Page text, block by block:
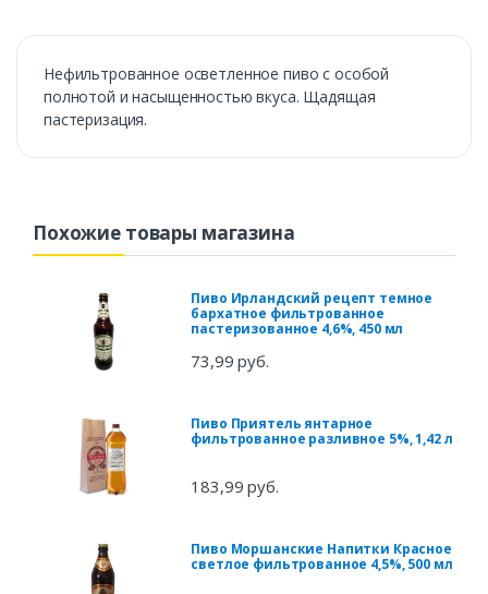
Нефильтрованное осветленное пиво с особой
полнотой и насыщенностью вкуса. Щадящая
пастеризация.
Похожие товары магазина
Пиво Ирландский рецепт темное
бархатное фильтрованное
пастеризованное 4,6%, 450 мл
73,99 руб.
Пиво Приятель янтарное
фильтрованное разливное 5%, 1,42 л
183,99 руб.
Пиво Моршанские Напитки Красное
светлое фильтрованное 4,5%, 500 мл